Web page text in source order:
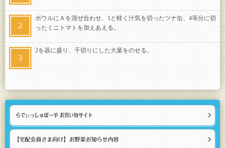
ボウルにＡを混ぜ合わせ、1と軽く汁気を切ったツナ缶、4等分に切
ったミニトマトを加えあえる。
2を器に盛り、千切りにした大葉をのせる。